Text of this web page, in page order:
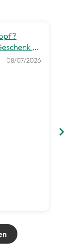
zu
08/07/2026